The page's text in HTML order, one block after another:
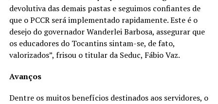
devolutiva das demais pastas e seguimos confiantes de
que o PCCR será implementado rapidamente. Este é o
desejo do governador Wanderlei Barbosa, assegurar que
os educadores do Tocantins sintam-se, de fato,
valorizados”, frisou o titular da Seduc, Fábio Vaz.
Avanços
Dentre os muitos benefícios destinados aos servidores, o